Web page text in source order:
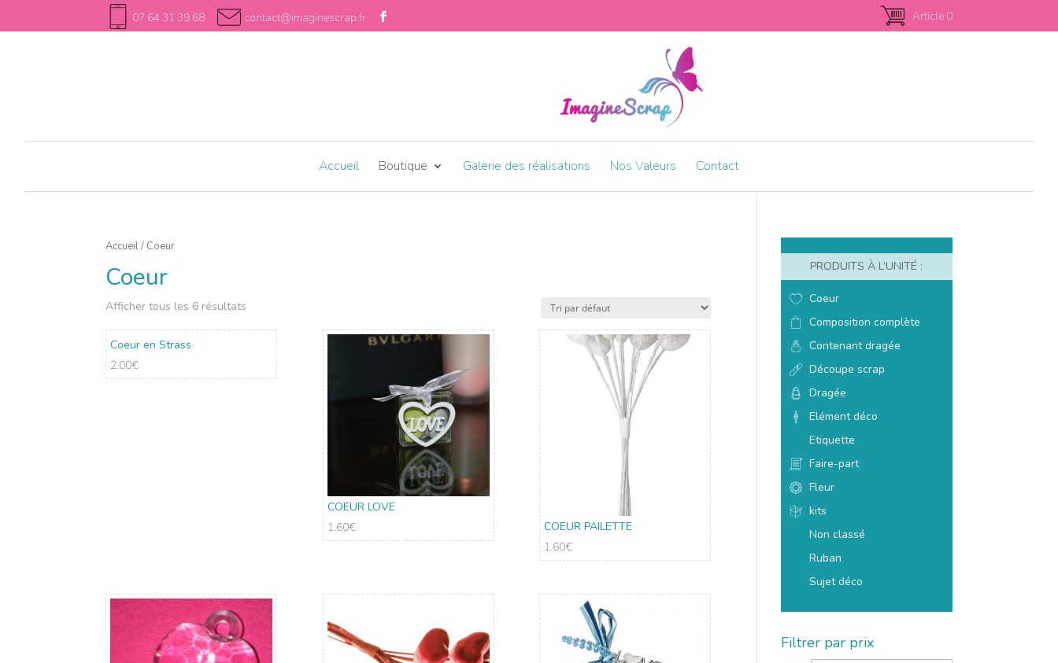
07 64 31 39 68 contact@imaginescrap.fr Article 0
Accueil Boutique Galerie des réalisations Nos Valeurs Contact
Accueil/ Coeur
Coeur
Afficher tous les 6 résultats
Coeur en Strass
2.00€
COEUR LOVE
1.60€
COEUR PAILETTE
1.60€
PRODUITS À L’UNITÉ :
Coeur
Composition complète
Contenant dragée
Découpe scrap
Dragée
Elément déco
Etiquette
Faire-part
Fleur
kits
Non classé
Ruban
Sujet déco
Filtrer par prix